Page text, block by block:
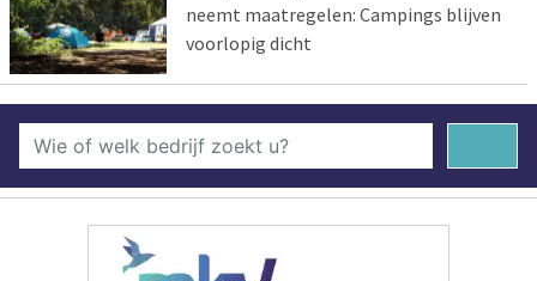
neemt maatregelen: Campings blijven
voorlopig dicht